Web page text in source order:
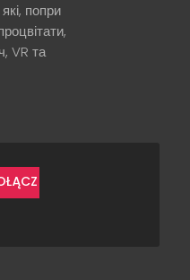
попри
VR та